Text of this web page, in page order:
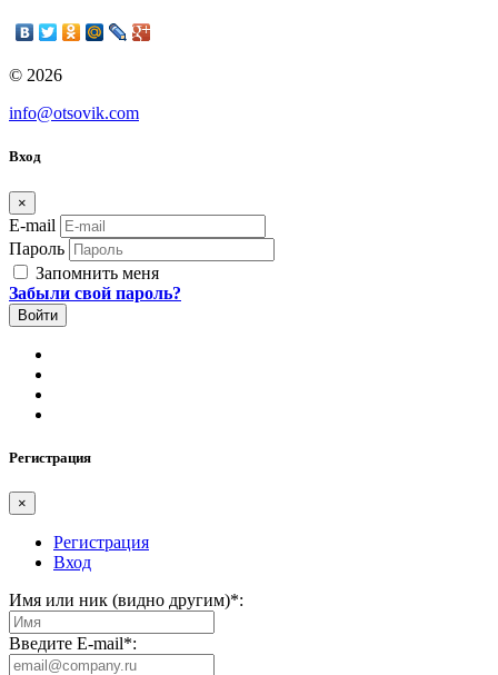
© 2026
info@otsovik.com
Вход
×
E-mail
Пароль
Запомнить меня
Забыли свой пароль?
Регистрация
×
Регистрация
Вход
Имя или ник (видно другим)*:
Введите E-mail*: